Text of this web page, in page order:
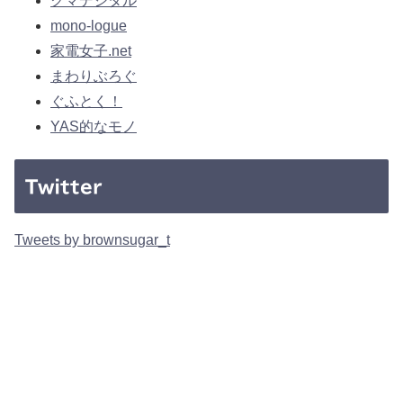
mono-logue
家電女子.net
まわりぶろぐ
ぐふとく！
YAS的なモノ
Twitter
Tweets by brownsugar_t